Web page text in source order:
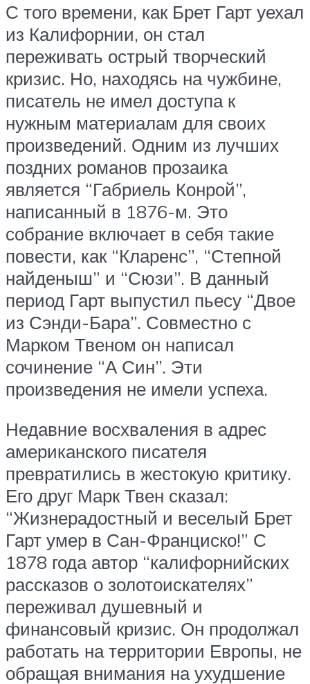
С того времени, как Брет Гарт уехал
из Калифорнии, он стал
переживать острый творческий
кризис. Но, находясь на чужбине,
писатель не имел доступа к
нужным материалам для своих
произведений. Одним из лучших
поздних романов прозаика
является “Габриель Конрой”,
написанный в 1876-м. Это
собрание включает в себя такие
повести, как “Кларенс”, “Степной
найденыш” и “Сюзи”. В данный
период Гарт выпустил пьесу “Двое
из Сэнди-Бара”. Совместно с
Марком Твеном он написал
сочинение “А Син”. Эти
произведения не имели успеха.
Недавние восхваления в адрес
американского писателя
превратились в жестокую критику.
Его друг Марк Твен сказал:
“Жизнерадостный и веселый Брет
Гарт умер в Сан-Франциско!” С
1878 года автор “калифорнийских
рассказов о золотоискателях”
переживал душевный и
финансовый кризис. Он продолжал
работать на территории Европы, не
обращая внимания на ухудшение